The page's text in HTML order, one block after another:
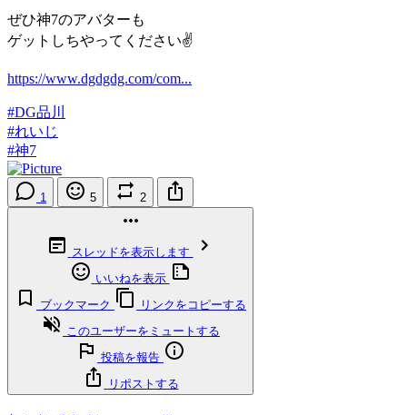
ぜひ神7のアバターも
ゲットしちやってください✌️
https://www.dgdgdg.com/com...
#DG品川
#れいじ
#神7
1 5 2
スレッドを表示します
いいねを表示
ブックマーク
リンクをコピーする
このユーザーをミュートする
投稿を報告
リポストする